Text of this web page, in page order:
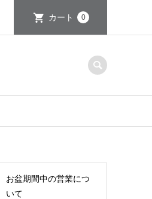
カート 0
お盆期間中の営業につ
いて